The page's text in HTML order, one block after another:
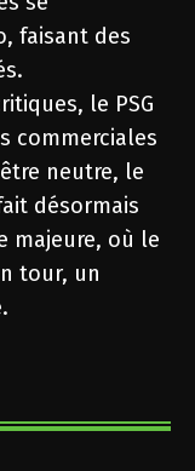
faisant des
le PSG
commerciales
neutre, le
désormais
majeure, où le
tour, un